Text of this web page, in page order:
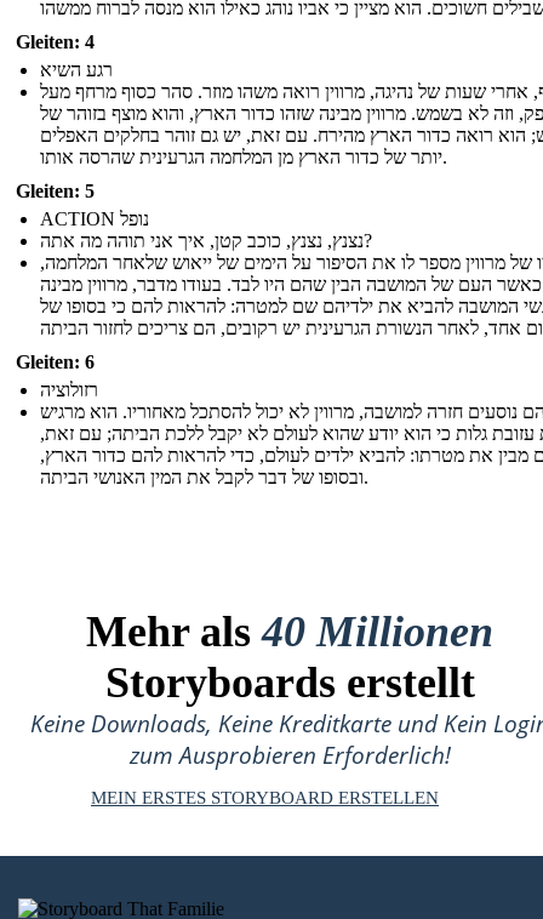
Gleiten: 4
רגע השיא
אחרי שעות של נהיגה, מרווין רואה משהו מוזר. סהר כסוף מרחף מעל
וזה לא בשמש. מרווין מבינה שזהו כדור הארץ, והוא מוצף בזוהר של
הוא רואה כדור הארץ מהירח. עם זאת, יש גם זוהר בחלקים האפלים
יותר של כדור הארץ מן המלחמה הגרעינית שהרסה אותו.
Gleiten: 5
ACTION נופל
נצנץ, נצנץ, כוכב קטן, איך אני תוהה מה אתה?
של מרווין מספר לו את הסיפור על הימים של ייאוש שלאחר המלחמה,
כאשר העם של המושבה הבין שהם היו לבד. בעודו מדבר, מרווין מבינה
המושבה להביא את ילדיהם שם למטרה: להראות להם כי בסופו של
Gleiten: 6
רזולוציה
נוסעים חזרה למושבה, מרווין לא יכול להסתכל מאחוריו. הוא מרגיש
גלות כי הוא יודע שהוא לעולם לא יקבל ללכת הביתה; עם זאת,
מבין את מטרתו: להביא ילדים לעולם, כדי להראות להם כדור הארץ,
ובסופו של דבר לקבל את המין האנושי הביתה.
Mehr als40 Millionen
Storyboards erstellt
Keine Downloads, Keine Kreditkarte und Kein
zum Ausprobieren Erforderlich!
MEIN ERSTES STORYBOARD ERSTELLEN